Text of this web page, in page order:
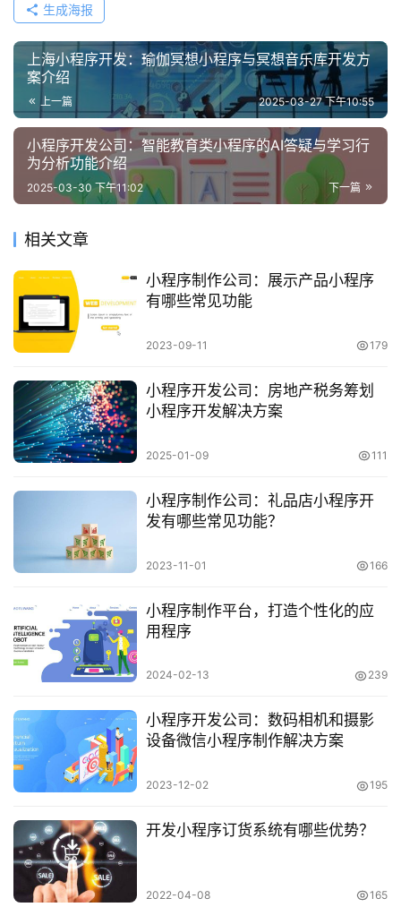
生成海报
上海小程序开发：瑜伽冥想小程序与冥想音乐库开发方
案介绍
上一篇 2025-03-27 下午10:55
小程序开发公司：智能教育类小程序的AI答疑与学习行
为分析功能介绍
下一篇
2025-03-30 下午11:02
相关文章
小程序制作公司：展示产品小程序
有哪些常见功能
2023-09-11 179
小程序开发公司：房地产税务筹划
小程序开发解决方案
2025-01-09 111
小程序制作公司：礼品店小程序开
发有哪些常见功能？
2023-11-01 166
小程序制作平台，打造个性化的应
用程序
2024-02-13 239
小程序开发公司：数码相机和摄影
设备微信小程序制作解决方案
2023-12-02 195
开发小程序订货系统有哪些优势？
2022-04-08 165